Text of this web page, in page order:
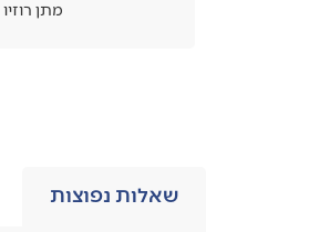
שאלות נפוצות